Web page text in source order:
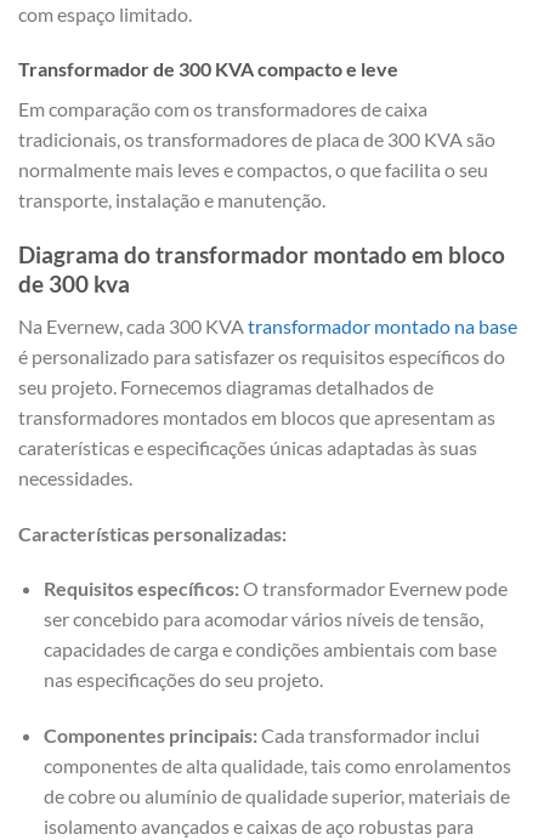
com espaço limitado.
Transformador de 300 KVA compacto e leve
Em comparação com os transformadores de caixa
tradicionais, os transformadores de placa de 300 KVA são
normalmente mais leves e compactos, o que facilita o seu
transporte, instalação e manutenção.
Diagrama do transformador montado em bloco
de 300 kva
Na Evernew, cada 300 KVA transformador montado na base
é personalizado para satisfazer os requisitos específicos do
seu projeto. Fornecemos diagramas detalhados de
transformadores montados em blocos que apresentam as
caraterísticas e especificações únicas adaptadas às suas
necessidades.
Características personalizadas:
Requisitos específicos:O transformador Evernew pode
ser concebido para acomodar vários níveis de tensão,
capacidades de carga e condições ambientais com base
nas especificações do seu projeto.
Componentes principais:Cada transformador inclui
componentes de alta qualidade, tais como enrolamentos
de cobre ou alumínio de qualidade superior, materiais de
isolamento avançados e caixas de aço robustas para